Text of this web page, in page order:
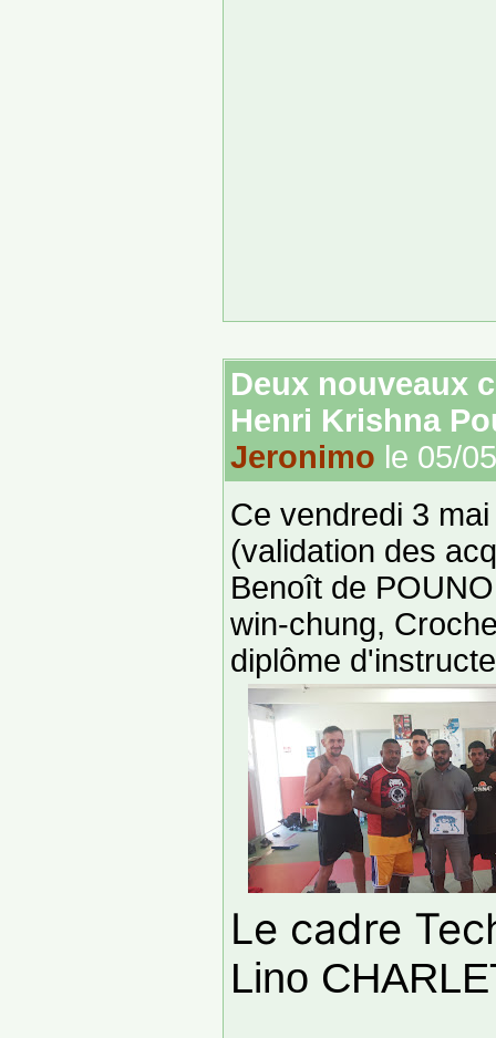
Deux nouveaux
Henri Krishna
Jeronimo le 05/
Ce vendredi 3
(validation des
Benoît de
win-chung,
diplôme
Le cadre
Lino